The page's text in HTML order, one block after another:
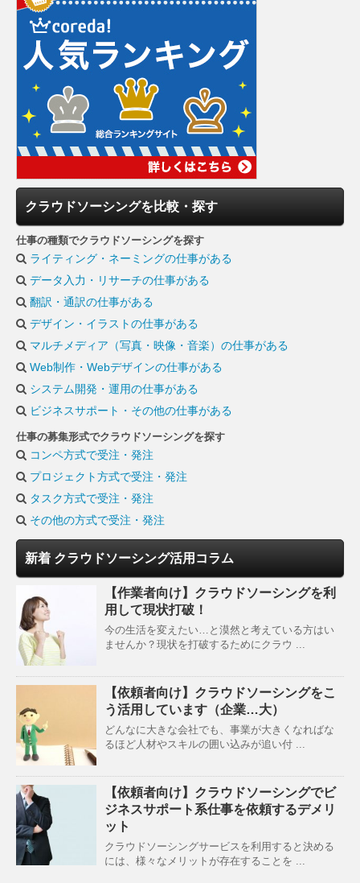
クラウドソーシングを比較・探す
仕事の種類でクラウドソーシングを探す
ライティング・ネーミングの仕事がある
データ入力・リサーチの仕事がある
翻訳・通訳の仕事がある
デザイン・イラストの仕事がある
マルチメディア（写真・映像・音楽）の仕事がある
Web制作・Webデザインの仕事がある
システム開発・運用の仕事がある
ビジネスサポート・その他の仕事がある
仕事の募集形式でクラウドソーシングを探す
コンペ方式で受注・発注
プロジェクト方式で受注・発注
タスク方式で受注・発注
その他の方式で受注・発注
新着 クラウドソーシング活用コラム
【作業者向け】クラウドソーシングを利
用して現状打破！
今の生活を変えたい…と漠然と考えている方はい
ませんか？現状を打破するためにクラウ ...
【依頼者向け】クラウドソーシングをこ
う活用しています（企業…大）
どんなに大きな会社でも、事業が大きくなればな
るほど人材やスキルの囲い込みが追い付 ...
【依頼者向け】クラウドソーシングでビ
ジネスサポート系仕事を依頼するデメリ
ット
クラウドソーシングサービスを利用すると決める
には、様々なメリットが存在することを ...